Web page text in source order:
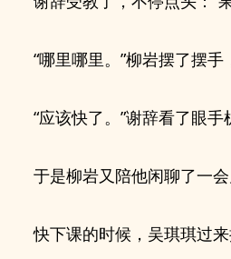
“哪里哪里。”柳岩摆了摆
“应该快了。”谢辞看了眼
于是柳岩又陪他闲聊了一会
快下课的时候，吴琪琪过来